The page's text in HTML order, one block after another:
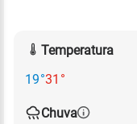
Temperatura
19°31°
Chuva